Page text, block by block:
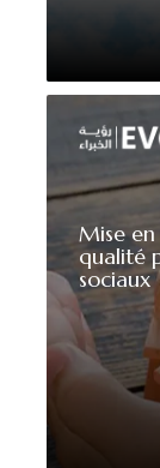
Mise en
qualité
sociaux